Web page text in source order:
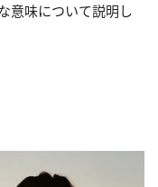
意味について説明し